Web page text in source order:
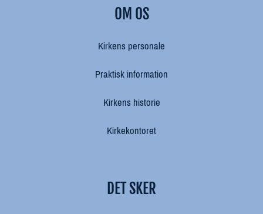
OM OS
Kirkens personale
Praktisk information
Kirkens historie
Kirkekontoret
DET SKER